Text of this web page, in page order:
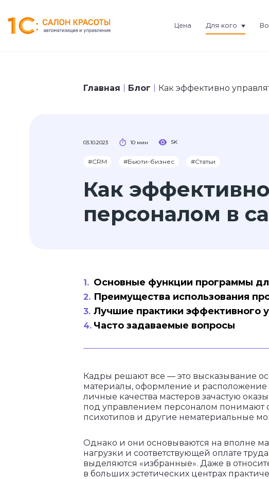
Цена Для кого
Главная Блог Как эффективно
03.10.2023 10 мин 5K
#CRM #Бьюти-бизнес #Статьи
Как
персоналом в
Основные функции программы
Преимущества использования
Лучшие практики эффективного
Часто задаваемые вопросы
Кадры решают все — это высказывание
материалы, оформление и
личные качества мастеров зачастую
под управлением персоналом понимают
психотипов и другие нематериальные
Однако и они основываются на вполне
нагрузки и соответствующей оплате
выделяются «избранные». Даже в
в больших эстетических центрах